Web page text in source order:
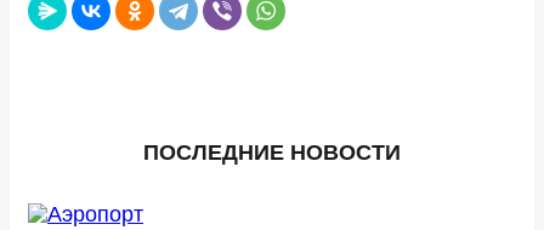
ПОСЛЕДНИЕ НОВОСТИ